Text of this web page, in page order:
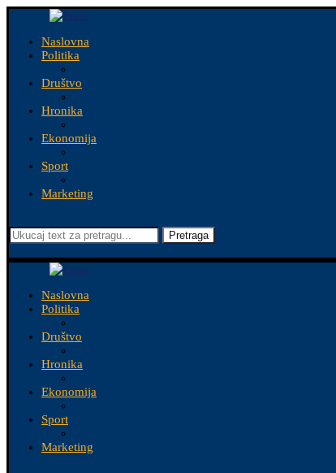
Naslovna
Politika
Društvo
Hronika
Ekonomija
Sport
Marketing
Pretraga
Naslovna
Politika
Društvo
Hronika
Ekonomija
Sport
Marketing